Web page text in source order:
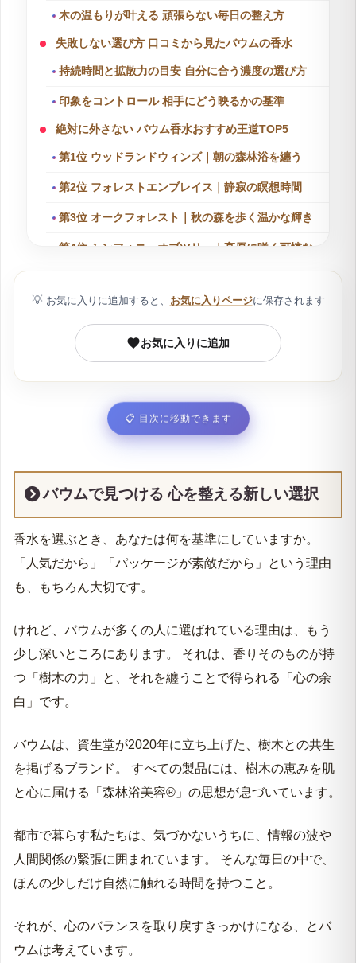
木の温もりが叶える 頑張らない毎日の整え方
失敗しない選び方 口コミから見たバウムの香水
持続時間と拡散力の目安 自分に合う濃度の選び方
印象をコントロール 相手にどう映るかの基準
絶対に外さない バウム香水おすすめ王道TOP5
第1位 ウッドランドウィンズ｜朝の森林浴を纏う
第2位 フォレストエンブレイス｜静寂の瞑想時間
第3位 オークフォレスト｜秋の森を歩く温かな輝き
第4位 シンフォニーオブツリー｜高原に咲く可憐な
花
第5位 アクアティックグリーン｜水辺の樹木の爽快
似合う香りは「お試し香水」で発見｜まずは香りを
仕事中やデイリーで 清潔感を纏うなら
デートや大切な日に 印象をそっと残すなら
スペック比較表 あなたに合う1本が見つかる
香りのマナーと配慮 知っておくと安心なポイント
バウムの香水というお守り 一歩踏み出す自信を
💡 お気に入りに追加すると、 お気に入りページに保存されます
お気に入りに追加
📋 目次に移動できます
バウムで見つける 心を整える新しい選択
香水を選ぶとき、あなたは何を基準にしていますか。
「人気だから」「パッケージが素敵だから」という理由
も、もちろん大切です。
けれど、バウムが多くの人に選ばれている理由は、もう
少し深いところにあります。 それは、香りそのものが持
つ「樹木の力」と、それを纏うことで得られる「心の余
白」です。
バウムは、資生堂が2020年に立ち上げた、樹木との共生
を掲げるブランド。 すべての製品には、樹木の恵みを肌
と心に届ける「森林浴美容®」の思想が息づいています。
都市で暮らす私たちは、気づかないうちに、情報の波や
人間関係の緊張に囲まれています。 そんな毎日の中で、
ほんの少しだけ自然に触れる時間を持つこと。
それが、心のバランスを取り戻すきっかけになる、とバ
ウムは考えています。